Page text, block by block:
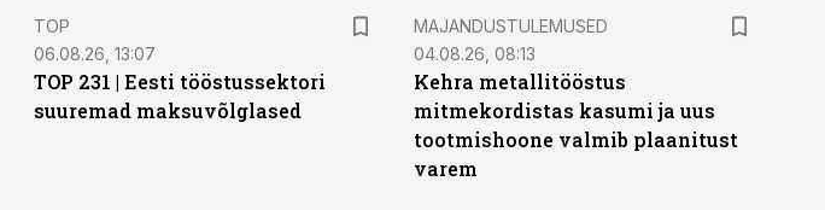
TOP
06.08.26, 13:07
TOP 231 | Eesti tööstussektori
suuremad maksuvõlglased
MAJANDUSTULEMUSED
04.08.26, 08:13
Kehra metallitööstus
mitmekordistas kasumi ja uus
tootmishoone valmib plaanitust
varem